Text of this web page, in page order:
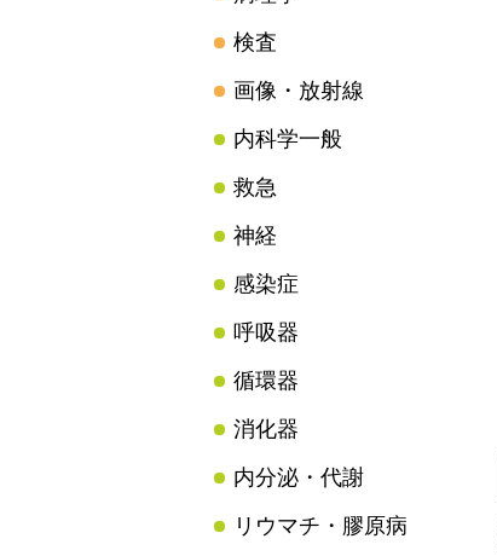
検査
画像・放射線
内科学一般
救急
神経
感染症
呼吸器
循環器
消化器
内分泌・代謝
リウマチ・膠原病